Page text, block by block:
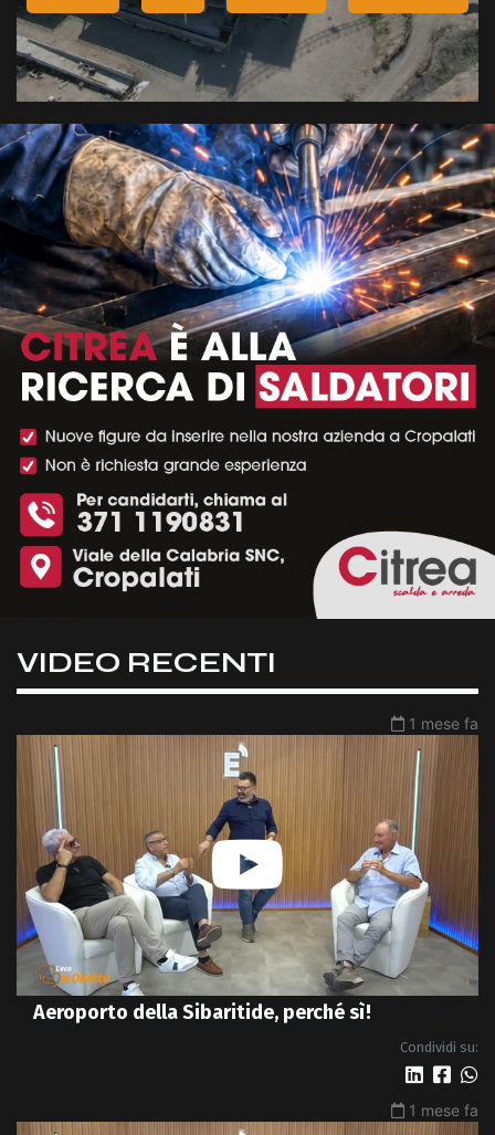
VIDEO RECENTI
1 mese fa
Aeroporto della Sibaritide, perché sì!
Condividi su:
1 mese fa